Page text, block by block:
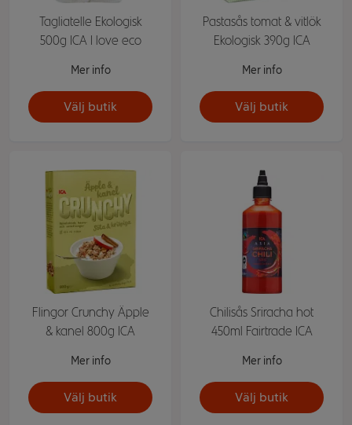
Tagliatelle Ekologisk
500g ICA I love eco
Mer info
Välj butik
Pastasås tomat & vitlök
Ekologisk 390g ICA
Mer info
Välj butik
Flingor Crunchy Äpple
& kanel 800g ICA
Mer info
Välj butik
Chilisås Sriracha hot
450ml Fairtrade ICA
Mer info
Välj butik